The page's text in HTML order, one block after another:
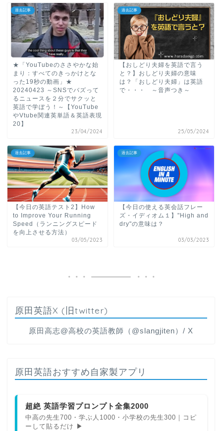
過去記事
★「YouTubeのささやかな始
まり：すべてのきっかけとな
った19秒の動画」★
20240423 ～SNSでバズって
るニュースを２分でサクッと
英語で学ぼう！～【YouTube
やVtube関連英単語＆英語表現
20】
23/04/2024
過去記事
【おしどり夫婦を英語で言う
と？】おしどり夫婦の意味
は？「おしどり夫婦」は英語
で・・・ ～音声つき～
25/05/2024
過去記事
【今日の英語テスト2】How
to Improve Your Running
Speed（ランニングスピード
を向上させる方法）
03/05/2023
過去記事
【今日の使える英会話フレー
ズ・イディオム１】"High and
dry"の意味は？
03/03/2023
原田英語X (旧twitter)
原田高志@高校の英語教師（@slangjiten）/ X
原田英語おすすめ自家製アプリ
超絶 英語学習プロンプト全集2000
中高の先生700・学ぶ人1000・小学校の先生300｜コピ
ーして貼るだけ ▶